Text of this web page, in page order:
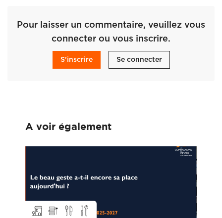
Pour laisser un commentaire, veuillez vous
connecter ou vous inscrire.
S’inscrire Se connecter
A voir également